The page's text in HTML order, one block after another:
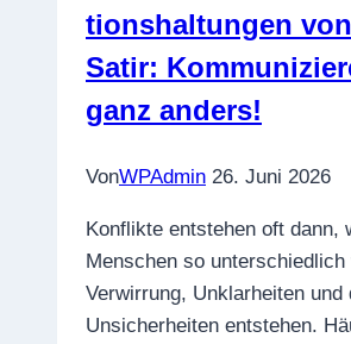
Menschlichkeit
Professionalität
tionshaltungen
Satir:
ganz anders!
VonWPAdmin 26. Juni 2026
Konflikte entstehen oft dann,
Menschen so
Verwirrung, Unklarheiten und
Unsicherheiten entstehen.